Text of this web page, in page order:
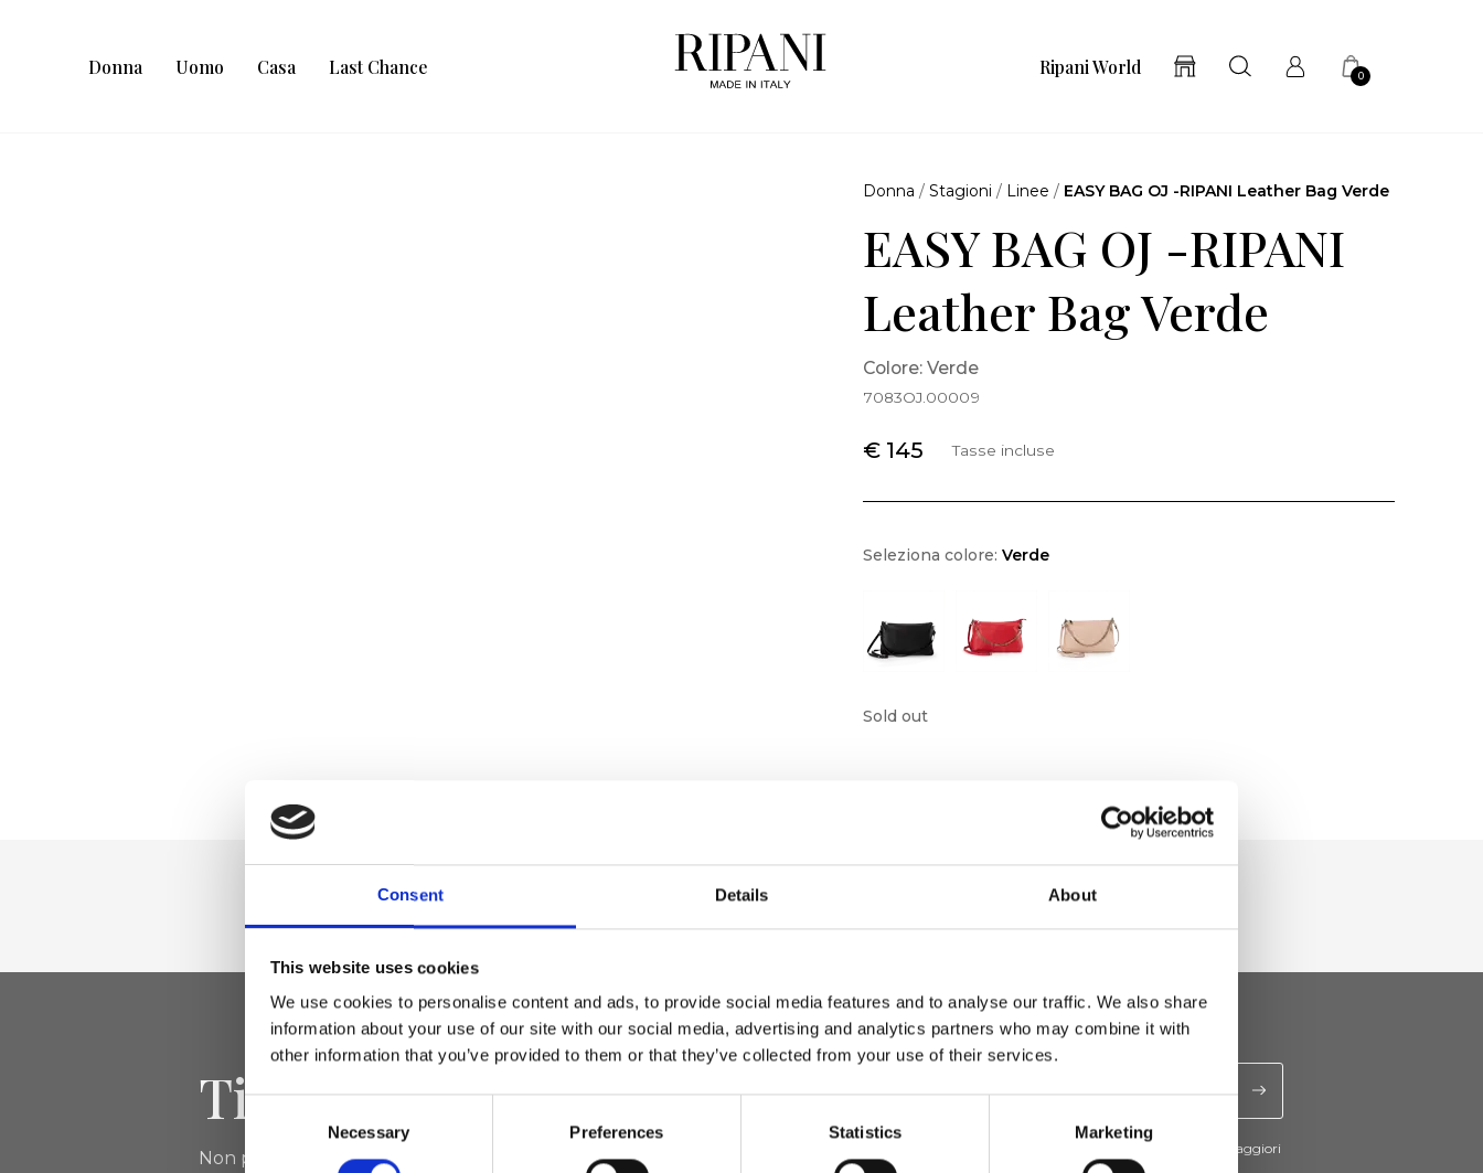
Consent Details About
This website uses cookies
We use cookies to personalise content and ads, to provide social media features and to analyse our traffic. We also share
information about your use of our site with our social media, advertising and analytics partners who may combine it with
other information that you’ve provided to them or that they’ve collected from your use of their services.
Necessary Preferences Statistics Marketing
Donna Uomo Casa Last Chance Ripani World 0
Donna /Stagioni / Linee / EASY BAG OJ -RIPANI Leather Bag Verde
EASY BAG OJ -RIPANI
Leather Bag Verde
Colore: Verde
7083OJ.00009
€ 145 Tasse incluse
Seleziona colore:Verde
Sold out
Tieniti aggiornato
Non perdere le novità di Ripani, iscriviti alla newsletter!
Acconsento a ricevere novità e promo da Ripani. Per maggiori
informazioni consulta la
Privacy Policy.